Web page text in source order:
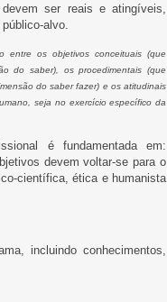
ser reais e atingíveis,
alvo.
entre os objetivos conceituais (que
do saber), os procedimentais (que
do saber fazer) e os atitudinais
seja no exercício específico da
é fundamentada em:
devem voltar-se para o
científica, ética e humanista
incluindo conhecimentos,